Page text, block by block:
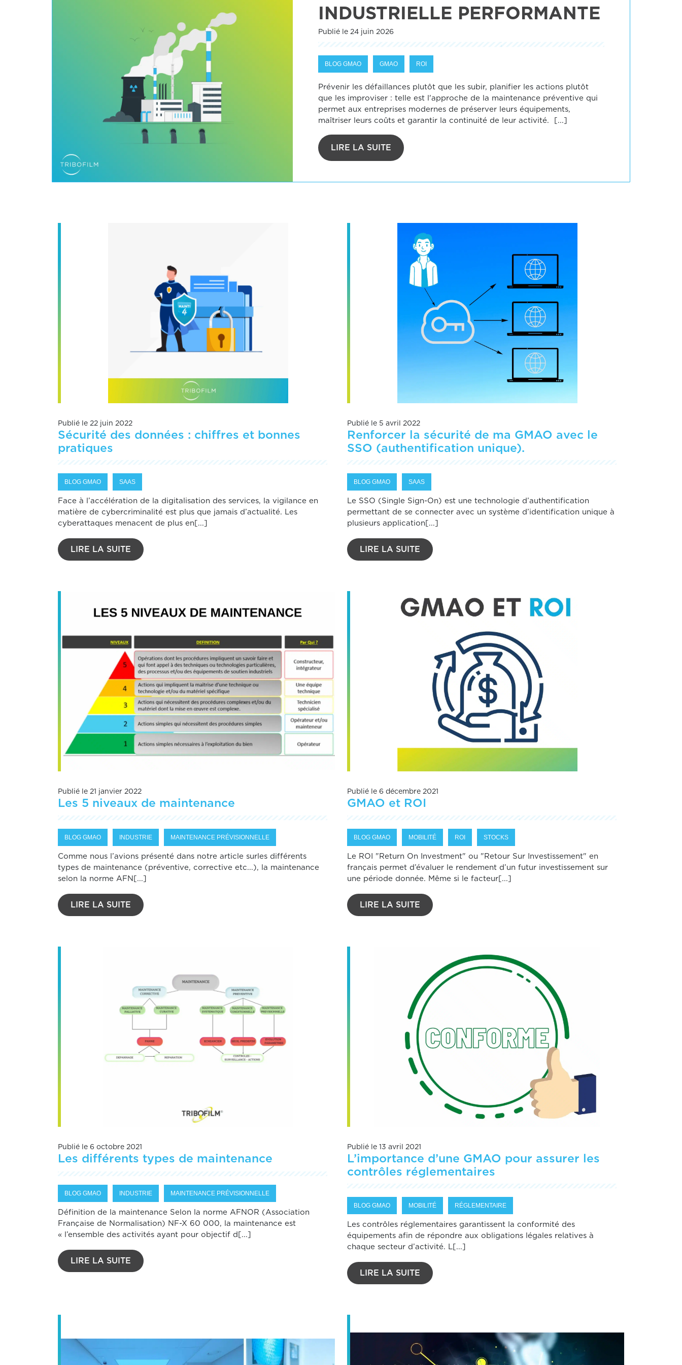
INDUSTRIELLE PERFORMANTE
Publié le 24 juin 2026
BLOG GMAO GMAO ROI
Prévenir les défaillances plutôt que les subir, planifier les actions plutôt
que les improviser : telle est l'approche de la maintenance préventive qui
permet aux entreprises modernes de préserver leurs équipements,
maîtriser leurs coûts et garantir la continuité de leur activité. [...]
LIRE LA SUITE
Publié le 22 juin 2022
Sécurité des données : chiffres et bonnes
pratiques
BLOG GMAO SAAS
Face à l’accélération de la digitalisation des services, la vigilance en
matière de cybercriminalité est plus que jamais d’actualité. Les
cyberattaques menacent de plus en[...]
LIRE LA SUITE
Publié le 5 avril 2022
Renforcer la sécurité de ma GMAO avec le
SSO (authentification unique).
BLOG GMAO SAAS
Le SSO (Single Sign-On) est une technologie d’authentification
permettant de se connecter avec un système d’identification unique à
plusieurs application[...]
LIRE LA SUITE
Publié le 21 janvier 2022
Les 5 niveaux de maintenance
BLOG GMAO INDUSTRIE MAINTENANCE PRÉVISIONNELLE
Comme nous l’avions présenté dans notre article surles différents
types de maintenance (préventive, corrective etc...), la maintenance
selon la norme AFN[...]
LIRE LA SUITE
Publié le 6 décembre 2021
GMAO et ROI
BLOG GMAO MOBILITÉ ROI STOCKS
Le ROI "Return On Investment" ou "Retour Sur Investissement" en
français permet d’évaluer le rendement d’un futur investissement sur
une période donnée. Même si le facteur[...]
LIRE LA SUITE
Publié le 6 octobre 2021
Les différents types de maintenance
BLOG GMAO INDUSTRIE MAINTENANCE PRÉVISIONNELLE
Définition de la maintenance Selon la norme AFNOR (Association
Française de Normalisation) NF-X 60 000, la maintenance est
« l’ensemble des activités ayant pour objectif d[...]
LIRE LA SUITE
Publié le 13 avril 2021
L’importance d’une GMAO pour assurer les
contrôles réglementaires
BLOG GMAO MOBILITÉ RÉGLEMENTAIRE
Les contrôles réglementaires garantissent la conformité des
équipements afin de répondre aux obligations légales relatives à
chaque secteur d’activité. L[...]
LIRE LA SUITE